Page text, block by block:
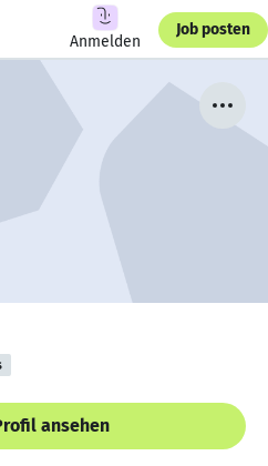
Anmelden
Job posten
ansehen